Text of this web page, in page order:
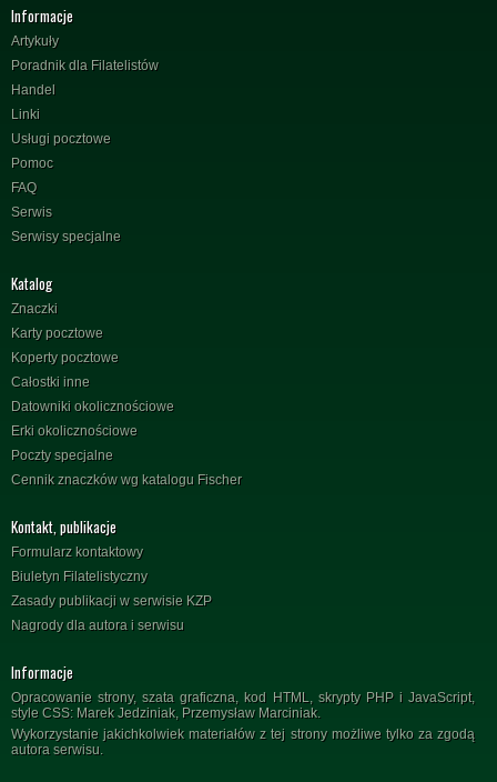
Informacje
Artykuły
Poradnik dla Filatelistów
Handel
Linki
Usługi pocztowe
Pomoc
FAQ
Serwis
Serwisy specjalne
Katalog
Znaczki
Karty pocztowe
Koperty pocztowe
Całostki inne
Datowniki okolicznościowe
Erki okolicznościowe
Poczty specjalne
Cennik znaczków wg katalogu Fischer
Kontakt, publikacje
Formularz kontaktowy
Biuletyn Filatelistyczny
Zasady publikacji w serwisie KZP
Nagrody dla autora i serwisu
Informacje
Opracowanie strony, szata graficzna, kod HTML, skrypty PHP i JavaScript,
style CSS: Marek Jedziniak, Przemysław Marciniak.
Wykorzystanie jakichkolwiek materiałów z tej strony możliwe tylko za zgodą
autora serwisu.